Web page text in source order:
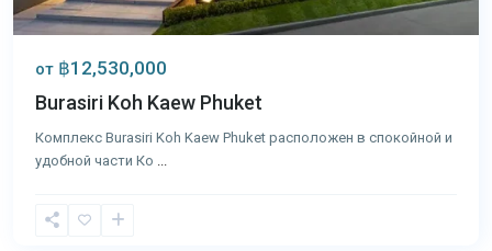
от ฿12,530,000
Burasiri Koh Kaew Phuket
Комплекс Burasiri Koh Kaew Phuket расположен в спокойной и
удобной части Ко
Каео